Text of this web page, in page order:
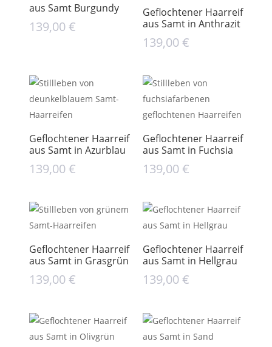
aus Samt Burgundy
139,00€
Geflochtener Haarreif
aus Samt in Anthrazit
139,00€
Geflochtener Haarreif
aus Samt in Azurblau
139,00€
Geflochtener Haarreif
aus Samt in Fuchsia
139,00€
Geflochtener Haarreif
aus Samt in Grasgrün
139,00€
Geflochtener Haarreif
aus Samt in Hellgrau
139,00€